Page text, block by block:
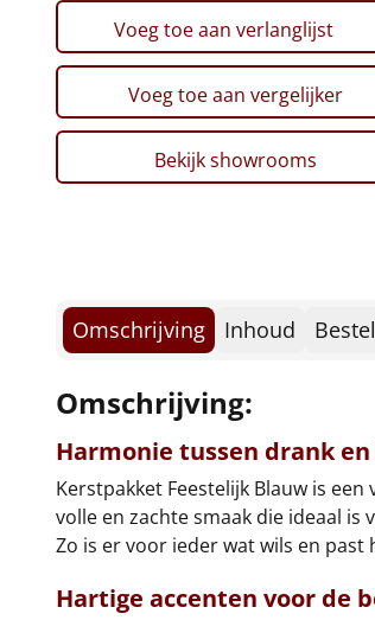
Voeg toe aan verlanglijst
Voeg toe aan vergelijker
Bekijk showrooms
Omschrijving Inhoud
Omschrijving:
Harmonie tussen drank
Kerstpakket Feestelijk Blauw is
volle en zachte smaak die ideaal
Zo is er voor ieder wat wils en
Hartige accenten voor de